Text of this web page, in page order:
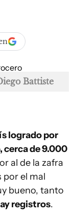
Battiste
logrado por
cerca de 9.000
al de la zafra
por el mal
bueno, tanto
registros.